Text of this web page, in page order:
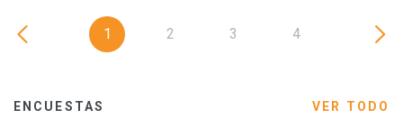
1 2 3 4
ENCUESTAS VER TODO